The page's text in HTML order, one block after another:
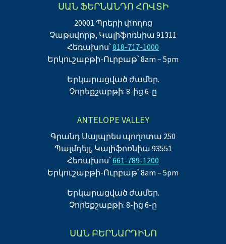
ՍԱՆ ՖԵՐՆԱՆԴՈ ՀՈՎՏԻ
20001 Պրերի փողոց
Չաթսվորթ, Կալիֆոռնիա 91311
Հեռախոս՝818-717-1000
Երկուշաբթի-Ուրբաթ՝ 8am – 5pm
Երկարացված ժամեր.
Չորեքշաբթի: 8-ից 6-ը
ANTELOPE VALLEY
Գրանդ Սայպրես պողոտա 250
Պալմդեյլ, Կալիֆոռնիա 93551
Հեռախոս՝661-789-1200
Երկուշաբթի-Ուրբաթ՝ 8am – 5pm
Երկարացված ժամեր.
Չորեքշաբթի: 8-ից 6-ը
ՍԱՆ ԲԵՐՆԱՐԴԻՆՈ